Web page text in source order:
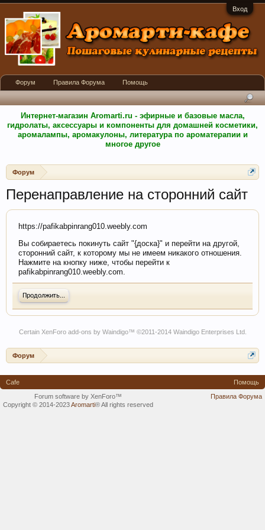
Вход
Интернет-магазин Aromarti.ru - эфирные и базовые масла,
гидролаты, аксессуары и компоненты для домашней косметики,
аромалампы, аромакулоны, литература по ароматерапии и
многое другое
Форум
Перенаправление на сторонний сайт
https://pafikabpinrang010.weebly.com
Вы собираетесь покинуть сайт "{доска}" и перейти на другой,
сторонний сайт, к которому мы не имеем никакого отношения.
Нажмите на кнопку ниже, чтобы перейти к
pafikabpinrang010.weebly.com.
Продолжить...
Certain XenForo add-ons by Waindigo™ ©2011-2014 Waindigo Enterprises Ltd.
Форум
Форум Правила Форума Помощь
Cafe
Помощь
Правила Форума
Forum software by XenForo™
Copyright © 2014-2023Aromarti®All rights reserved